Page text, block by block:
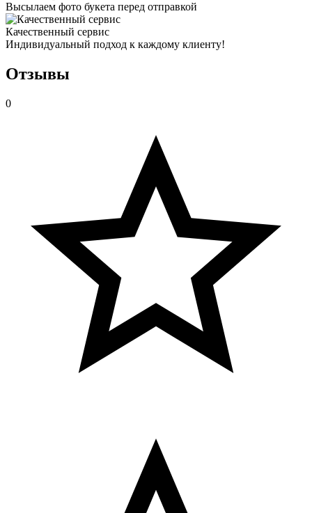
Высылаем фото букета перед отправкой
Качественный сервис
Индивидуальный подход к каждому клиенту!
Отзывы
0